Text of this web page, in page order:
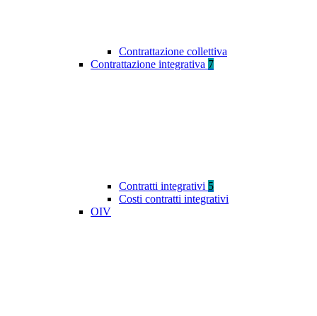
Contrattazione collettiva
Contrattazione integrativa 7
Contratti integrativi 5
Costi contratti integrativi
OIV